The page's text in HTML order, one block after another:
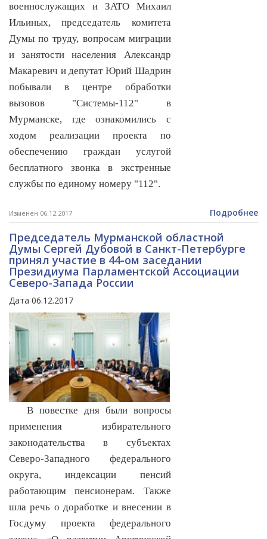
военнослужащих и ЗАТО Михаил
Ильиных, председатель комитета
Думы по труду, вопросам миграции
и занятости населения Александр
Макаревич и депутат Юрий Шадрин
побывали в центре обработки
вызовов "Системы-112" в
Мурманске, где ознакомились с
ходом реализации проекта по
обеспечению граждан услугой
бесплатного звонка в экстренные
службы по единому номеру "112".
Изменен 06.12.2017 Подробнее
Председатель Мурманской областной
Думы Сергей Дубовой в Санкт-Петербурге
принял участие в 44-ом заседании
Президиума Парламентской Ассоциации
Северо-Запада России
Дата 06.12.2017
В повестке дня были вопросы
применения избирательного
законодательства в субъектах
Северо-Западного федерального
округа, индексации пенсий
работающим пенсионерам. Также
шла речь о доработке и внесении в
Госдуму проекта федерального